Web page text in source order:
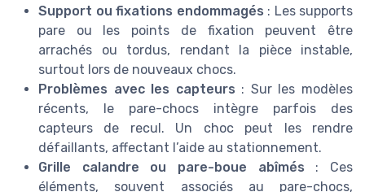
Support ou fixations endommagés : Les supports
pare ou les points de fixation peuvent être
arrachés ou tordus, rendant la pièce instable,
surtout lors de nouveaux chocs.
Problèmes avec les capteurs : Sur les modèles
récents, le pare-chocs intègre parfois des
capteurs de recul. Un choc peut les rendre
défaillants, affectant l’aide au stationnement.
Grille calandre ou pare-boue abîmés : Ces
éléments, souvent associés au pare-chocs,